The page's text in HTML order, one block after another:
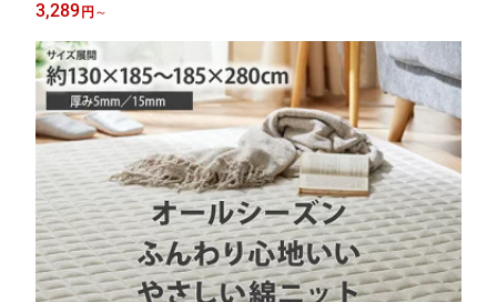
ルシーズン 春 夏 秋 冬 ふわふわ 新生活 ニッセン nissen
3,289 円 ～